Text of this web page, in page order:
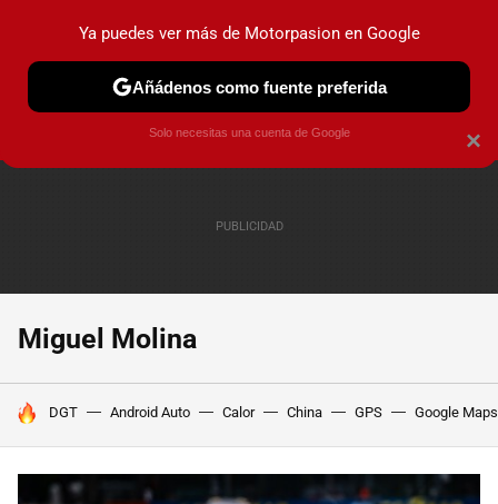
PRUEBAS COCHES ELÉCTRICOS OBSERVATORIO
Miguel Molina
HOY SE HABLA DE
DGT Android Auto Calor China GPS Google Maps
×
Ya puedes ver más de Motorpasion en Google
Añádenos como fuente preferida
Solo necesitas una cuenta de Google